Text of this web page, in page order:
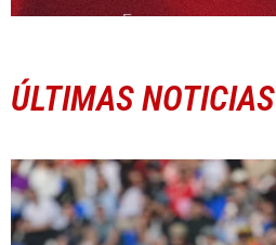
ÚLTIMAS NOTICIAS